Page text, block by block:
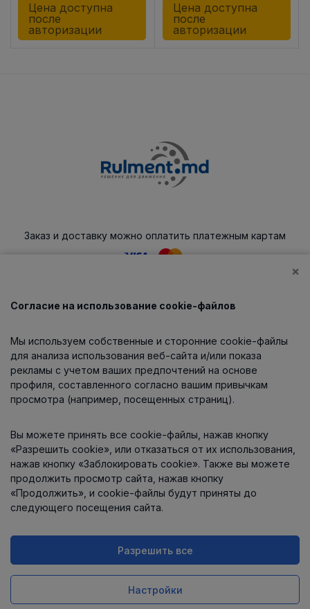
Цена доступна
после
авторизации
Цена доступна
после
авторизации
Заказ и доставку можно оплатить платежным картам
Каталог
О компании
Информация
Контакты
Интернет-магазин работает
×
Согласие на использование cookie-файлов
Мы используем собственные и сторонние cookie-файлы
для анализа использования веб-сайта и/или показа
рекламы с учетом ваших предпочтений на основе
профиля, составленного согласно вашим привычкам
просмотра (например, посещенных страниц).
Вы можете принять все cookie-файлы, нажав кнопку
«Разрешить cookie», или отказаться от их использования,
нажав кнопку «Заблокировать cookie». Также вы можете
продолжить просмотр сайта, нажав кнопку
«Продолжить», и cookie-файлы будут приняты до
следующего посещения сайта.
Разрешить все
Настройки